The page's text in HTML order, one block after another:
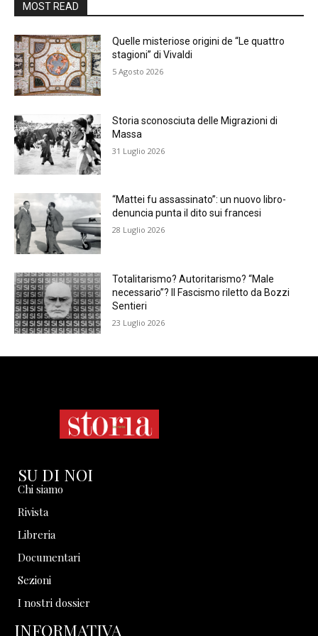
MOST READ
Quelle misteriose origini de “Le quattro
stagioni” di Vivaldi
5 Agosto 2026
Storia sconosciuta delle Migrazioni di
Massa
31 Luglio 2026
“Mattei fu assassinato”: un nuovo libro-
denuncia punta il dito sui francesi
28 Luglio 2026
Totalitarismo? Autoritarismo? “Male
necessario”? Il Fascismo riletto da Bozzi
Sentieri
23 Luglio 2026
SU DI NOI
Chi siamo
Rivista
Libreria
Documentari
Sezioni
I nostri dossier
INFORMATIVA